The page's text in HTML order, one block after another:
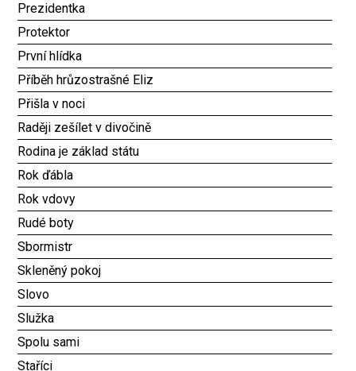
Prezidentka
Protektor
První hlídka
Příběh hrůzostrašné Eliz
Přišla v noci
Raději zešílet v divočině
Rodina je základ státu
Rok ďábla
Rok vdovy
Rudé boty
Sbormistr
Skleněný pokoj
Slovo
Služka
Spolu sami
Staříci